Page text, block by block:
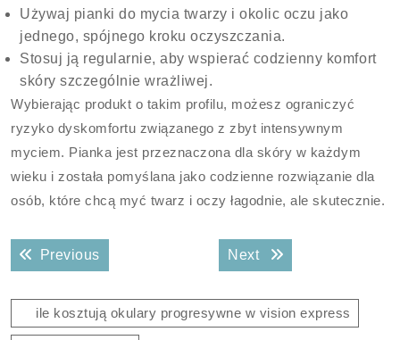
Używaj pianki do mycia twarzy i okolic oczu jako
jednego, spójnego kroku oczyszczania.
Stosuj ją regularnie, aby wspierać codzienny komfort
skóry szczególnie wrażliwej.
Wybierając produkt o takim profilu, możesz ograniczyć
ryzyko dyskomfortu związanego z zbyt intensywnym
myciem. Pianka jest przeznaczona dla skóry w każdym
wieku i została pomyślana jako codzienne rozwiązanie dla
osób, które chcą myć twarz i oczy łagodnie, ale skutecznie.
Nawigacja
wpisuPreviousPrevious post: Next Next post:
ile kosztują okulary progresywne w vision express